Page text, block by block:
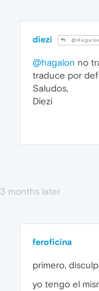
diezi
@hagalon no
traduce por
Saludos,
Diezi
3 months later
feroficina
primero,
yo tengo el